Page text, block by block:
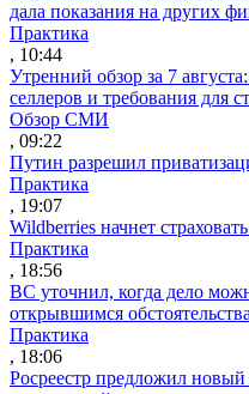
дала показания на других
Практика
, 10:44
Утренний обзор за 7
селлеров и требования для
Обзор СМИ
, 09:22
Путин разрешил
Практика
, 19:07
Wildberries начнет
Практика
, 18:56
ВС уточнил, когда дело
открывшимся
Практика
, 18:06
Росреестр предложил